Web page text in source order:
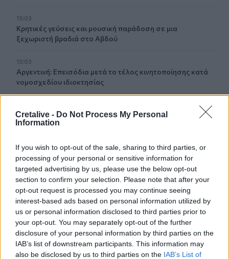
Cretalive - Do Not Process My Personal
Information
If you wish to opt-out of the sale, sharing to third parties, or
processing of your personal or sensitive information for
targeted advertising by us, please use the below opt-out
section to confirm your selection. Please note that after your
opt-out request is processed you may continue seeing
interest-based ads based on personal information utilized by
us or personal information disclosed to third parties prior to
your opt-out. You may separately opt-out of the further
disclosure of your personal information by third parties on the
IAB’s list of downstream participants. This information may
also be disclosed by us to third parties on the IAB’s List of
13:03
Κρητικές γεύσεις και μουσική παράδοση σε μια
ξεχωριστή βραδιά στο Αβδού
13:03
Αργεντινή: Επεισόδια μετά το τέλος κινητοποίησης κατά
νομοσχεδίου ιδιοκτησίας
Στη Σάμο για τη γιορτή της Μεταμόρφωσης του Σωτήρος
ο Αρχιεπίσκοπος Κρήτης Ευγένιος
12:53
ΕΟΤ: Η Ελλάδα στις κορυφαίες επιλογές των Ευρωπαίων
ταξιδιωτών
12:46
Βλάβη σε ταχύπλοο από Σαντορίνη προς Ηράκλειο - Στο
λιμάνι με ασφάλεια 1.123 επιβάτες
12:42
Στο 3,4% υποχώρησε ο πληθωρισμός τον Ιούλιο